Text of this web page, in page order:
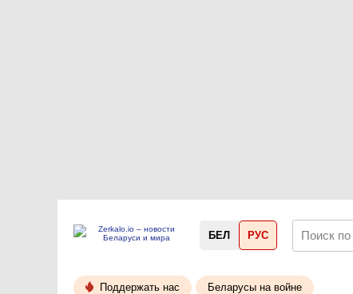
БЕЛ РУС
Поддержать нас Беларусы на войне